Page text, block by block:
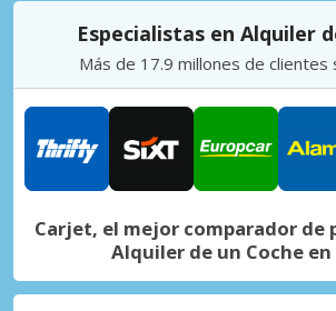
Viena, Leopoldstadt
Viena, Leopoldstadt, Austria
Viena, Liesing
Viena, Liesing, Austria
Viena, Rudolfsheim-
Viena, Rudolfsheim-Fünfhaus,
Especialistas en Alquiler
Más de 17.9 millones de clientes
Carjet, el mejor comparador de
Alquiler de un Coche en